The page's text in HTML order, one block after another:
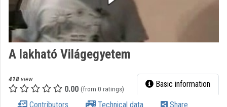
Playlists
Organizations
Contributors
Appearance:
A lakható Világegyetem
418 view
0.00 (from 0 ratings) Basic information
Contributors Technical data Share